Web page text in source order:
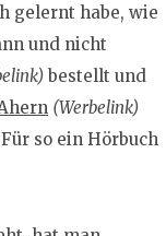
gelernt habe, wie
und nicht
bestellt und
(Werbelink)
so ein Hörbuch